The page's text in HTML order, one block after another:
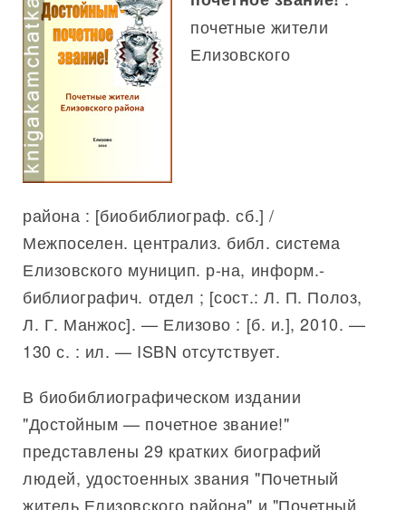
почетные жители
Елизовского
района : [биобиблиограф. сб.] /
Межпоселен. централиз. библ. система
Елизовского муницип. р-на, информ.-
библиографич. отдел ; [сост.: Л. П. Полоз,
Л. Г. Манжос]. — Елизово : [б. и.], 2010. —
130 с. : ил. — ISBN отсутствует.
В биобиблиографическом издании
"Достойным — почетное звание!"
представлены 29 кратких биографий
людей, удостоенных звания "Почетный
житель Елизовского района" и "Почетный